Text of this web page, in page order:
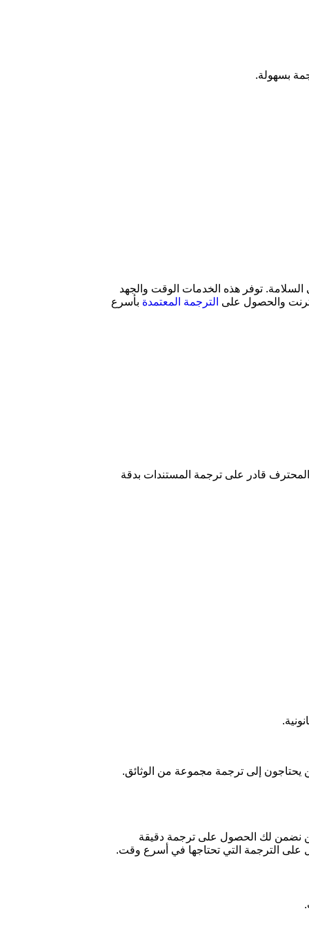
بسهولة.
توفر هذه الخدمات الوقت والجهد
والحصول على الترجمة المعتمدة بأسرع
المحترف قادر على ترجمة المستندات بدقة
يحتاجون إلى ترجمة مجموعة من الوثائق.
نضمن لك الحصول على ترجمة دقيقة
على الترجمة التي تحتاجها في أسرع وقت.